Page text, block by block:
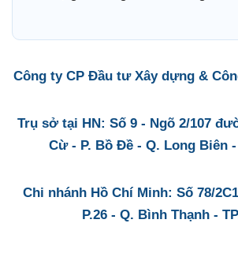
Công ty CP Đầu tư Xây dựng &
Trụ sở tại HN: Số 9 - Ngõ 2/107
Cừ - P. Bồ Đề - Q. Long Biên -
Chi nhánh Hồ Chí Minh: Số 78/
P.26 - Q. Bình Thạnh -